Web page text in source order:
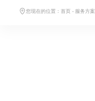
您现在的位置：首页 - 服务方案